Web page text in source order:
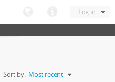
Log in
Sort by: Most recent